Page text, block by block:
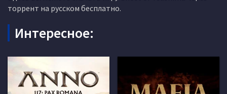
торрент на русском бесплатно.
Интересное: